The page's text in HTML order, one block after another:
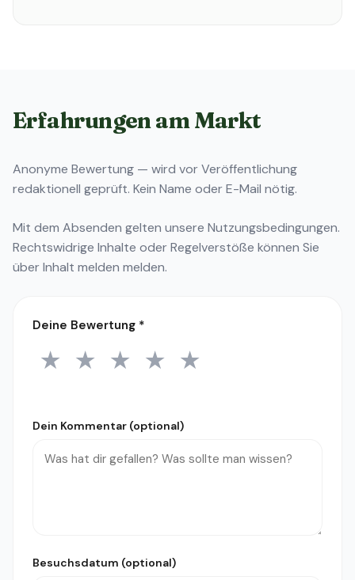
Erfahrungen am Markt
Anonyme Bewertung — wird vor Veröffentlichung
redaktionell geprüft. Kein Name oder E-Mail nötig.
Mit dem Absenden gelten unsere Nutzungsbedingungen.
Rechtswidrige Inhalte oder Regelverstöße können Sie
überInhalt melden melden.
Deine Bewertung *
1 Stern
★ 2 Sterne
★ 3 Sterne
★ 4 Sterne
★ 5 Sterne
★
Dein Kommentar (optional)
Besuchsdatum (optional)